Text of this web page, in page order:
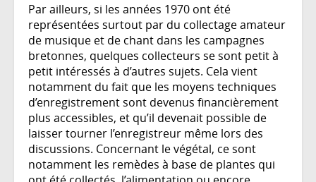
Par ailleurs, si les années 1970 ont été
représentées surtout par du collectage amateur
de musique et de chant dans les campagnes
bretonnes, quelques collecteurs se sont petit à
petit intéressés à d’autres sujets. Cela vient
notamment du fait que les moyens techniques
d’enregistrement sont devenus financièrement
plus accessibles, et qu’il devenait possible de
laisser tourner l’enregistreur même lors des
discussions. Concernant le végétal, ce sont
notamment les remèdes à base de plantes qui